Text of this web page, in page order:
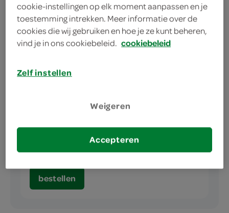
bestellen
aanbiedingen
meer services
bestellen
cookie-instellingen op elk moment aanpassen en je
toestemming intrekken. Meer informatie over de
cookies die wij gebruiken en hoe je ze kunt beheren,
vind je in ons cookiebeleid. cookiebeleid
Zelf instellen
Weigeren
Accepteren